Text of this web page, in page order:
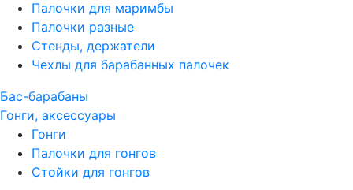
Палочки для маримбы
Палочки разные
Стенды, держатели
Чехлы для барабанных палочек
Бас-барабаны
Гонги, аксессуары
Гонги
Палочки для гонгов
Стойки для гонгов